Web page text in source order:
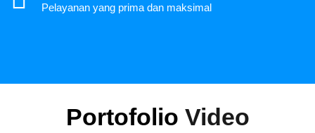
Pelayanan yang prima dan maksimal
Portofolio Video